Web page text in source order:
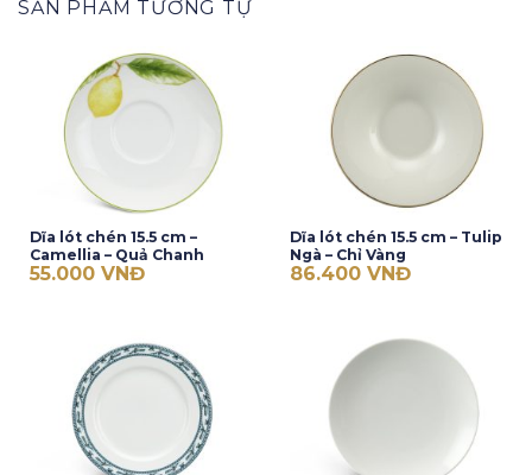
SẢN PHẨM TƯƠNG TỰ
Dĩa lót chén 15.5 cm –
Camellia – Quả Chanh
55.000 VNĐ
Dĩa lót chén 15.5 cm – Tulip
Ngà – Chỉ Vàng
86.400 VNĐ